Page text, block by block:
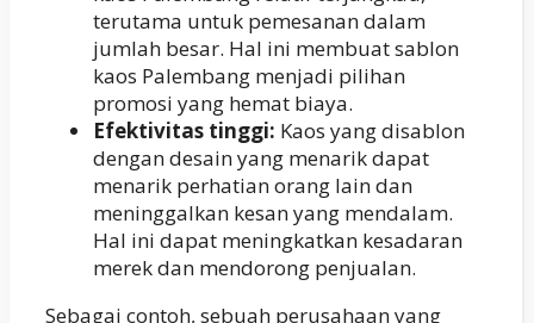
terutama untuk pemesanan dalam
jumlah besar. Hal ini membuat sablon
kaos Palembang menjadi pilihan
promosi yang hemat biaya.
Efektivitas tinggi: Kaos yang disablon
dengan desain yang menarik dapat
menarik perhatian orang lain dan
meninggalkan kesan yang mendalam.
Hal ini dapat meningkatkan kesadaran
merek dan mendorong penjualan.
Sebagai contoh, sebuah perusahaan yang